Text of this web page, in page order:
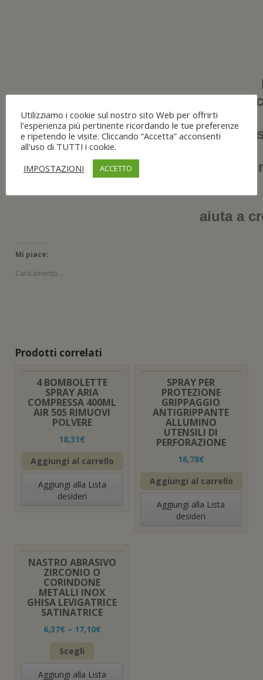
qual’ora non ne venga fatta
N.B. alcune foto sono
una
aiuta a
Mi piace:
Caricamento...
Prodotti correlati
4 BOMBOLETTE
SPRAY ARIA
COMPRESSA 400ML
AIR 505 RIMUOVI
POLVERE
18,31€
Aggiungi al carrello
Aggiungi alla Lista
desideri
SPRAY PER
PROTEZIONE
GRIPPAGGIO
ANTIGRIPPANTE
ALLUMINO
UTENSILI DI
PERFORAZIONE
16,78€
Aggiungi al carrello
Aggiungi alla Lista
desideri
NASTRO ABRASIVO
ZIRCONIO O
CORINDONE
METALLI INOX
GHISA LEVIGATRICE
SATINATRICE
6,37€ – 17,10€
Scegli
Aggiungi alla Lista
Utilizziamo i cookie sul nostro sito Web per offrirti
l'esperienza più pertinente ricordando le tue preferenze
e ripetendo le visite. Cliccando “Accetta” acconsenti
all'uso di TUTTI i cookie.
IMPOSTAZIONI
ACCETTO